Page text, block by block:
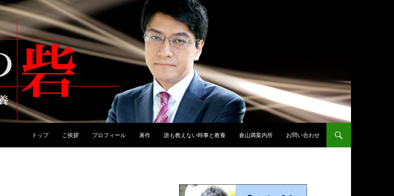
トップ ご挨拶 プロフィール 著作 誰も教えない時事と教養 倉山満案内所 お問い合わせ